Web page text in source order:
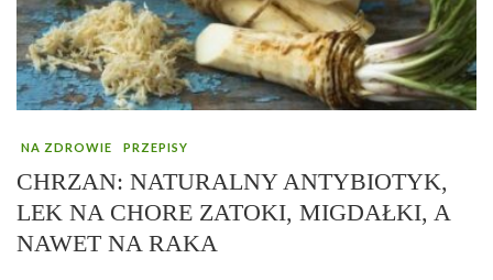
NA ZDROWIE PRZEPISY
CHRZAN: NATURALNY ANTYBIOTYK,
LEK NA CHORE ZATOKI, MIGDAŁKI, A
NAWET NA RAKA